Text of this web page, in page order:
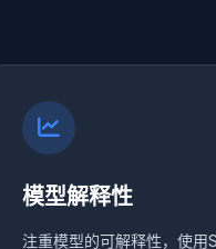
模型解释性
注重模型的可解释性，使用